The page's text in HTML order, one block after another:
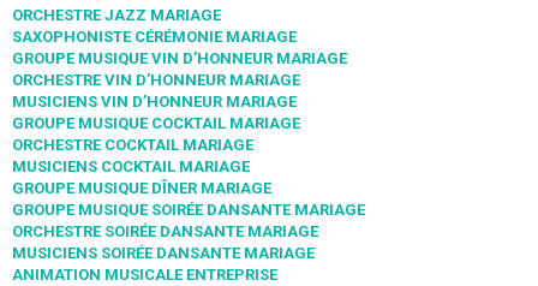
ORCHESTRE JAZZ MARIAGE
SAXOPHONISTE CÉRÉMONIE MARIAGE
GROUPE MUSIQUE VIN D’HONNEUR MARIAGE
ORCHESTRE VIN D’HONNEUR MARIAGE
MUSICIENS VIN D’HONNEUR MARIAGE
GROUPE MUSIQUE COCKTAIL MARIAGE
ORCHESTRE COCKTAIL MARIAGE
MUSICIENS COCKTAIL MARIAGE
GROUPE MUSIQUE DÎNER MARIAGE
GROUPE MUSIQUE SOIRÉE DANSANTE MARIAGE
ORCHESTRE SOIRÉE DANSANTE MARIAGE
MUSICIENS SOIRÉE DANSANTE MARIAGE
ANIMATION MUSICALE ENTREPRISE